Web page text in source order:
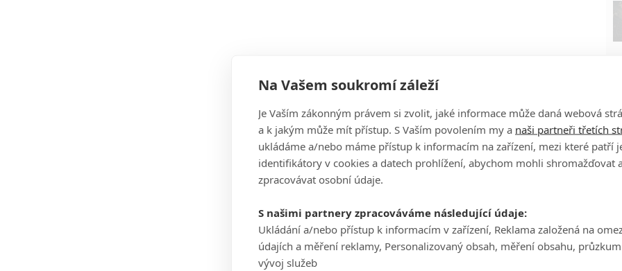
Na Vašem soukromí záleží
Je Vaším zákonným právem si zvolit, jaké informace může daná webová
a k jakým může mít přístup. S Vaším povolením my a naši partneři třetích
ukládáme a/nebo máme přístup k informacím na zařízení, mezi které patří
identifikátory v cookies a datech prohlížení, abychom mohli shromažďovat
zpracovávat osobní údaje.
S našimi partnery zpracováváme následující údaje:
Ukládání a/nebo přístup k informacím v zařízení, Reklama založená na
údajích a měření reklamy, Personalizovaný obsah, měření obsahu,
vývoj služeb